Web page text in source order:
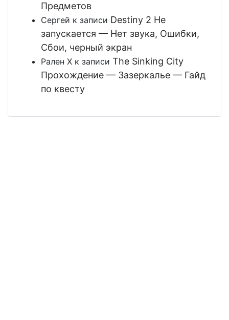
Предметов
Сергей к записи Destiny 2 Не
запускается — Нет звука, Ошибки,
Сбои, черный экран
Рален Х к записи The Sinking City
Прохождение — Зазеркалье — Гайд
по квесту